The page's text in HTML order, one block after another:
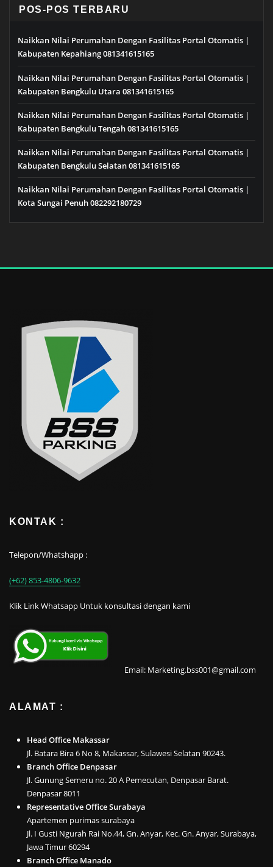
POS-POS TERBARU
Naikkan Nilai Perumahan Dengan Fasilitas Portal Otomatis |
Kabupaten Kepahiang 081341615165
Naikkan Nilai Perumahan Dengan Fasilitas Portal Otomatis |
Kabupaten Bengkulu Utara 081341615165
Naikkan Nilai Perumahan Dengan Fasilitas Portal Otomatis |
Kabupaten Bengkulu Tengah 081341615165
Naikkan Nilai Perumahan Dengan Fasilitas Portal Otomatis |
Kabupaten Bengkulu Selatan 081341615165
Naikkan Nilai Perumahan Dengan Fasilitas Portal Otomatis |
Kota Sungai Penuh 082292180729
KONTAK :
Telepon/Whatshapp :
(+62) 853-4806-9632
Klik Link Whatsapp Untuk konsultasi dengan kami
Email: Marketing.bss001@gmail.com
ALAMAT :
Head Office Makassar
Jl. Batara Bira 6 No 8, Makassar, Sulawesi Selatan 90243.
Branch Office Denpasar
Jl. Gunung Semeru no. 20 A Pemecutan, Denpasar Barat.
Denpasar 8011
Representative Office Surabaya
Apartemen purimas surabaya
Jl. I Gusti Ngurah Rai No.44, Gn. Anyar, Kec. Gn. Anyar, Surabaya,
Jawa Timur 60294
Branch Office Manado